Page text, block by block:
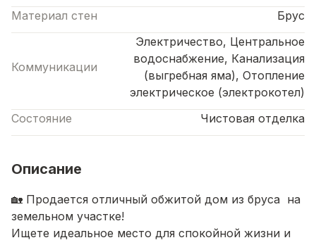
Материал стен
Брус
Коммуникации
Электричество, Центральное
водоснабжение, Канализация
(выгребная яма), Отопление
электрическое (электрокотел)
Состояние
Чистовая отделка
Описание
🏡 Продается отличный обжитой дом из бруса на
земельном участке!
Ищете идеальное место для спокойной жизни и